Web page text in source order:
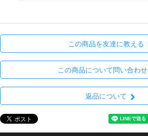
この商品を友達に教える
この商品について問い合わせ
返品について